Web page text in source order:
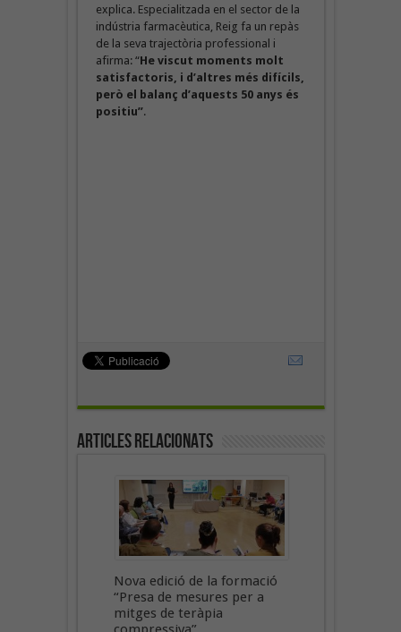
explica. Especialitzada en el sector de la
indústria farmacèutica, Reig fa un repàs
de la seva trajectòria professional i
afirma: “He viscut moments molt
satisfactoris, i d’altres més difícils,
però el balanç d’aquests 50 anys és
positiu”.
Articles Relacionats
Nova edició de la formació
“Presa de mesures per a
mitges de teràpia